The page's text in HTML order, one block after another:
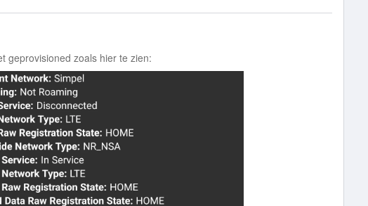
geprovisioned zoals hier te zien: